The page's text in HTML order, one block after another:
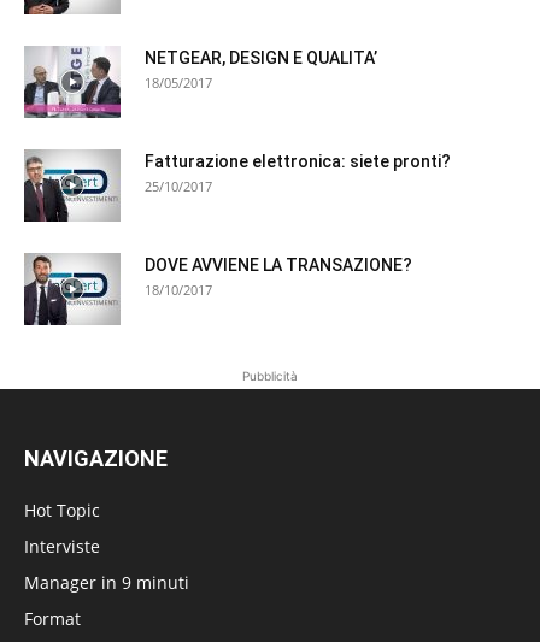
NETGEAR, DESIGN E QUALITA’
18/05/2017
Fatturazione elettronica: siete pronti?
25/10/2017
DOVE AVVIENE LA TRANSAZIONE?
18/10/2017
Pubblicità
NAVIGAZIONE
Hot Topic
Interviste
Manager in 9 minuti
Format